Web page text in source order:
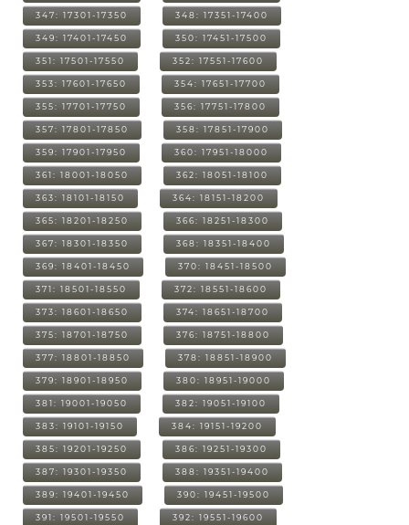
347: 17301-17350 348: 17351-17400
349: 17401-17450 350: 17451-17500
351: 17501-17550 352: 17551-17600
353: 17601-17650 354: 17651-17700
355: 17701-17750 356: 17751-17800
357: 17801-17850 358: 17851-17900
359: 17901-17950 360: 17951-18000
361: 18001-18050 362: 18051-18100
363: 18101-18150 364: 18151-18200
365: 18201-18250 366: 18251-18300
367: 18301-18350 368: 18351-18400
369: 18401-18450 370: 18451-18500
371: 18501-18550 372: 18551-18600
373: 18601-18650 374: 18651-18700
375: 18701-18750 376: 18751-18800
377: 18801-18850 378: 18851-18900
379: 18901-18950 380: 18951-19000
381: 19001-19050 382: 19051-19100
383: 19101-19150 384: 19151-19200
385: 19201-19250 386: 19251-19300
387: 19301-19350 388: 19351-19400
389: 19401-19450 390: 19451-19500
391: 19501-19550 392: 19551-19600